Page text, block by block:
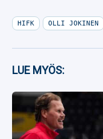
HIFK OLLI JOKINEN
LUE MYÖS: